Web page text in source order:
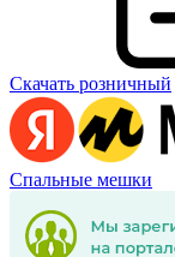
Скачать розничный
Спальные мешки